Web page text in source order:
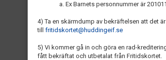
a. Ex Barnets personnummer är
4) Ta en skärmdump av bekräftelsen att det
till fritidskortet@huddingeif.se
5) Vi kommer gå in och göra en rad-
fått bekräftat och utbetalat från Fritidskortet.